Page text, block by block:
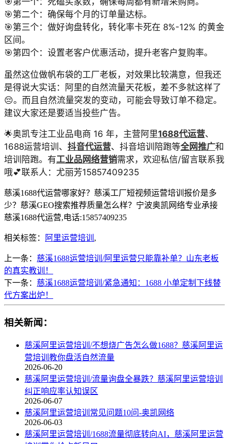
🎯第二个：确保每个月的订单量达标。
🎯第三个：做好询盘转化，转化率卡死在 8%-12% 的黄金
区间。
🎯第四个：设置老客户优惠活动，提升老客户复购率。
虽然这位做帆布袋的工厂老板，对效果比较满意，但我还
是得说大实话：阿里的自然流量天花板，差不多就这样了
😔。而且自然流量突发的变动，可能会导致订单不稳定。
建议大家还是要适当投些广告。
🌟奥凯专注工业品电商 16 年，主营阿里1688代运营、
1688运营培训、 抖音代运营、抖音培训陪跑等全网推广和
培训陪跑。有工业品网络营销需求，欢迎私信/留言联系我
哦💕联系人：尤丽芳15857409235
慈溪1688代运营哪家好？慈溪工厂短视频运营培训报价是多
少？慈溪GEO搜索推荐质量怎么样？宁波奥凯网络专业承接
慈溪1688代运营,电话:15857409235
相关标签： 阿里运营培训 ,
上一条： 慈溪1688运营培训/阿里运营只能靠补单？山东老板
的真实教训！
下一条： 慈溪1688运营培训/紧急通知：1688 小单定制下线替
代方案出炉！
相关新闻：
慈溪阿里运营培训/不想烧广告怎么做1688？慈溪阿里运
营培训教你盘活自然流量
2026-06-20
慈溪阿里运营培训/流量询盘全暴跌？慈溪阿里运营培训
纠正响应率认知误区
2026-06-07
慈溪阿里运营培训常见问题10问-奥凯网络
2026-06-03
慈溪阿里运营培训/1688流量彻底转向AI，慈溪阿里运营